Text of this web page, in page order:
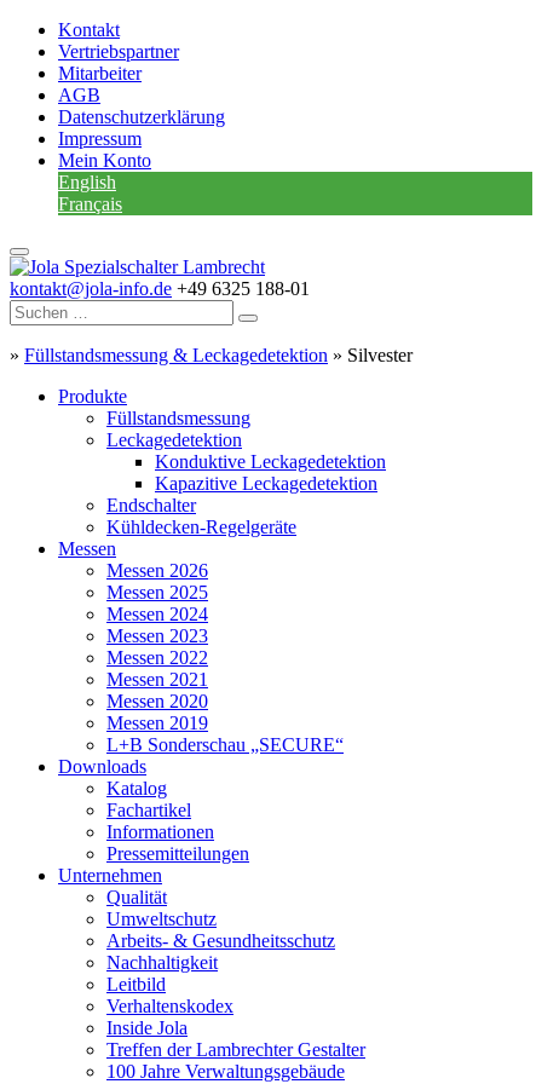
Kontakt
Vertriebspartner
Mitarbeiter
AGB
Datenschutzerklärung
Impressum
Mein Konto
English
Français
kontakt@jola-info.de +49 6325 188-01
» Füllstandsmessung & Leckagedetektion » Silvester
Produkte
Füllstandsmessung
Leckagedetektion
Konduktive Leckagedetektion
Kapazitive Leckagedetektion
Endschalter
Kühldecken-Regelgeräte
Messen
Messen 2026
Messen 2025
Messen 2024
Messen 2023
Messen 2022
Messen 2021
Messen 2020
Messen 2019
L+B Sonderschau „SECURE“
Downloads
Katalog
Fachartikel
Informationen
Pressemitteilungen
Unternehmen
Qualität
Umweltschutz
Arbeits- & Gesundheitsschutz
Nachhaltigkeit
Leitbild
Verhaltenskodex
Inside Jola
Treffen der Lambrechter Gestalter
100 Jahre Verwaltungsgebäude